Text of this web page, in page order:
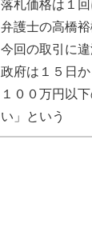
落札価格は１
弁護士の高橋
今回の取引に
政府は１５日
１００万円以
い」という